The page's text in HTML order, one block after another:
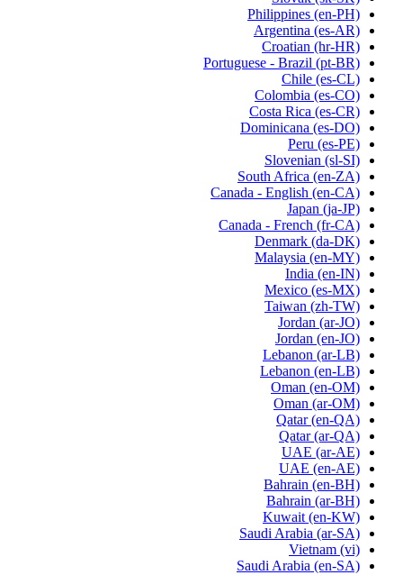
Philippines (en-PH)
Argentina (es-AR)
Croatian (hr-HR)
Portuguese - Brazil (pt-BR)
Chile (es-CL)
Colombia (es-CO)
Costa Rica (es-CR)
Dominicana (es-DO)
Peru (es-PE)
Slovenian (sl-SI)
South Africa (en-ZA)
Canada - English (en-CA)
Japan (ja-JP)
Canada - French (fr-CA)
Denmark (da-DK)
Malaysia (en-MY)
India (en-IN)
Mexico (es-MX)
Taiwan (zh-TW)
Jordan (ar-JO)
Jordan (en-JO)
Lebanon (ar-LB)
Lebanon (en-LB)
Oman (en-OM)
Oman (ar-OM)
Qatar (en-QA)
Qatar (ar-QA)
UAE (ar-AE)
UAE (en-AE)
Bahrain (en-BH)
Bahrain (ar-BH)
Kuwait (en-KW)
Saudi Arabia (ar-SA)
Vietnam (vi)
Saudi Arabia (en-SA)